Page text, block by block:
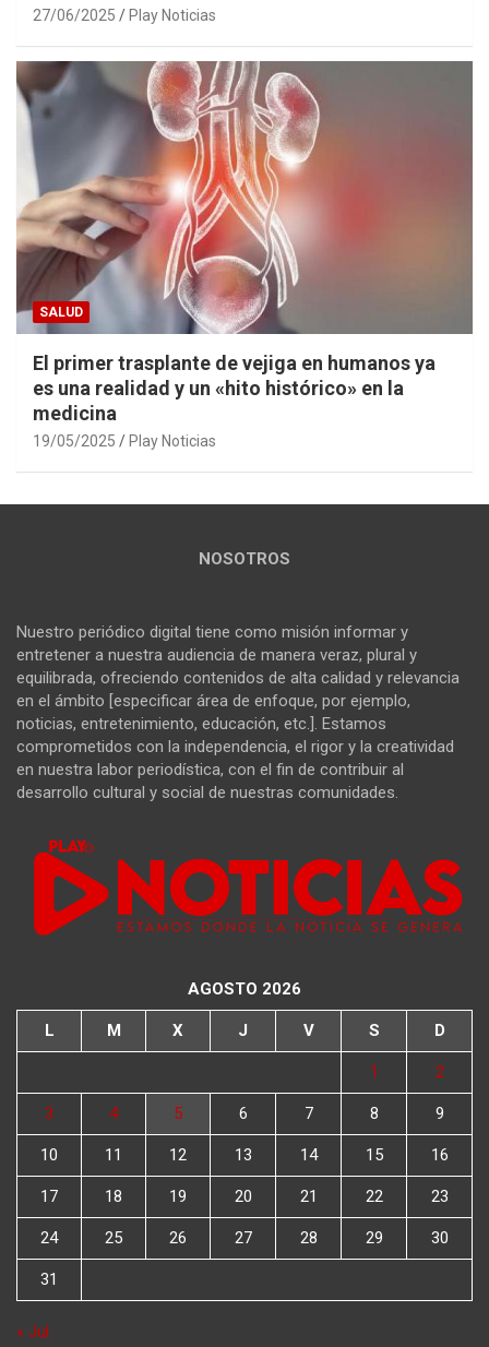
27/06/2025 Play Noticias
SALUD
El primer trasplante de vejiga en humanos ya
es una realidad y un «hito histórico» en la
medicina
19/05/2025 Play Noticias
NOSOTROS
Nuestro periódico digital tiene como misión informar y
entretener a nuestra audiencia de manera veraz, plural y
equilibrada, ofreciendo contenidos de alta calidad y relevancia
en el ámbito [especificar área de enfoque, por ejemplo,
noticias, entretenimiento, educación, etc.]. Estamos
comprometidos con la independencia, el rigor y la creatividad
en nuestra labor periodística, con el fin de contribuir al
desarrollo cultural y social de nuestras comunidades.
AGOSTO 2026
L M X J V S D
1 2
3 4 5 6 7 8 9
10 11 12 13 14 15 16
17 18 19 20 21 22 23
24 25 26 27 28 29 30
31
« Jul